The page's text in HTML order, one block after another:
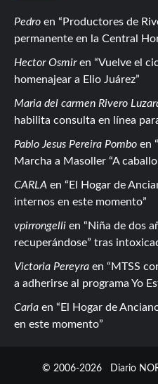
Pedro en
Productores de
permanente en la Central
Hector Osmiren
Vuelve el
homenajear a Elio Juárez
Maria del carmen Rivero
habilita consulta en línea
Pablo Jesus Pereira Pombo en
Marcha a Masoller “A
CARLA en
El Hogar de
internos en este momento
vpirrongelli en
Niña de dos
recuperándose” tras
Victoria Pereyra en
MTSS
a adherirse al programa Yo
Carla en
El Hogar de
en este momento
© 2006-2026 Diario